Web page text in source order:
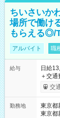
ちいさいか
場所で働け
もらえる◎/
アルバイト 職
給与
日給
＋交通費支給 ★交通費全額支
いOK
ンビニ
交
勤務地
東京都
東京都